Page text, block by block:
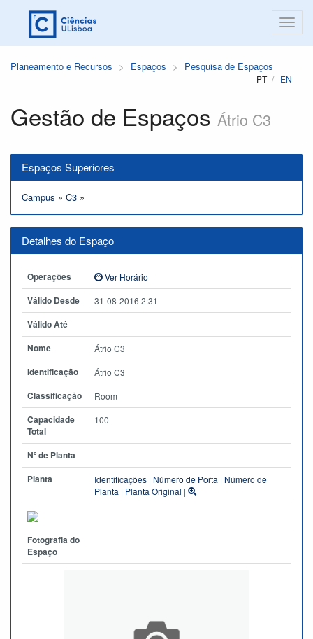
Planeamento e Recursos Espaços Pesquisa de Espaços
PT EN
Gestão de Espaços Átrio C3
Espaços Superiores
Campus » C3 »
Detalhes do Espaço
Operações Ver Horário
Válido Desde 31-08-2016 2:31
Válido Até
Nome
Átrio C3
Identificação Átrio C3
Classificação Room
Capacidade
Total
100
Nº de Planta
Planta
Identificações | Número de Porta | Número de
Planta | Planta Original |
Fotografia do
Espaço